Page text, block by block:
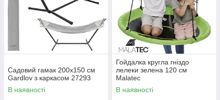
Садовий гамак 200x150 см
Gardlov з каркасом 27293
В наявності
Гойдалка кругла гніздо
лелеки зелена 120 см
Malatec
В наявності